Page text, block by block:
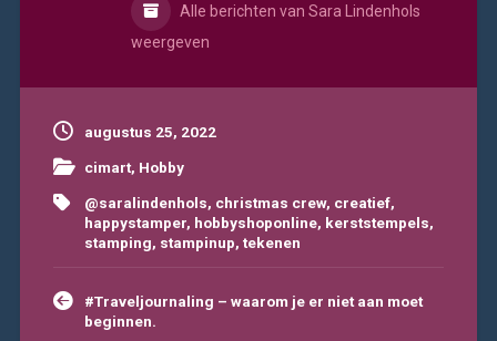
Alle berichten van Sara Lindenhols
weergeven
augustus 25, 2022
cimart, Hobby
@saralindenhols, christmas crew, creatief,
happystamper, hobbyshoponline, kerststempels,
stamping, stampinup, tekenen
Bericht
navigatie
#Traveljournaling – waarom je er niet aan moet
beginnen.